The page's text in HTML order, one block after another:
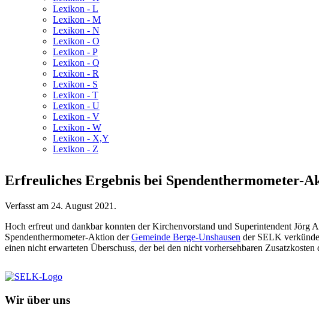
Lexikon - L
Lexikon - M
Lexikon - N
Lexikon - O
Lexikon - P
Lexikon - Q
Lexikon - R
Lexikon - S
Lexikon - T
Lexikon - U
Lexikon - V
Lexikon - W
Lexikon - X,Y
Lexikon - Z
Erfreuliches Ergebnis bei Spendenthermometer-
Verfasst am 24. August 2021 .
Hoch erfreut und dankbar konnten der Kirchenvorstand und Superintendent
Spendenthermometer-Aktion derGemeinde Berge-Unshausen der SELK
einen nicht erwarteten Überschuss, der bei den nicht vorhersehbaren
Wir über uns